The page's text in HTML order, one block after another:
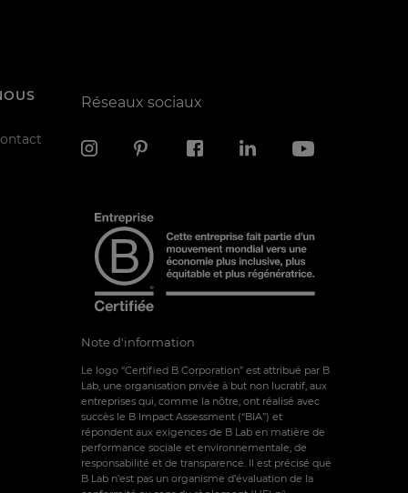
Réseaux sociaux
Note d'information
Le logo “Certified B Corporation” est attribué par B
Lab, une organisation privée à but non lucratif, aux
entreprises qui, comme la nôtre, ont réalisé avec
succès le B Impact Assessment (“BIA”) et
répondent aux exigences de B Lab en matière de
performance sociale et environnementale, de
responsabilité et de transparence. Il est précisé que
B Lab n’est pas un organisme d’évaluation de la